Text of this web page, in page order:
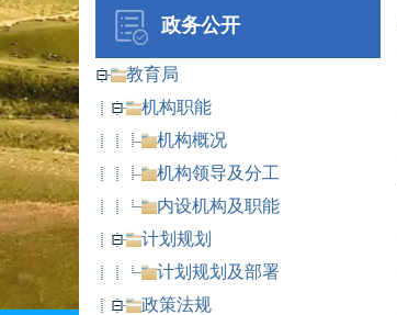
政务公开
教育局
机构职能
机构概况
机构领导及分工
内设机构及职能
计划规划
计划规划及部署
政策法规